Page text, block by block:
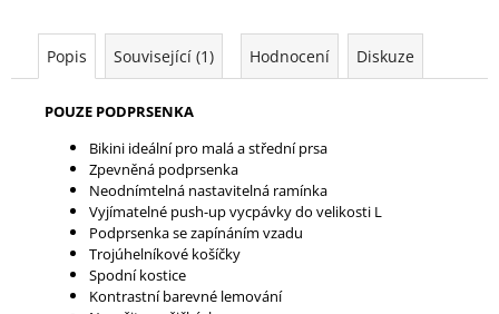
Popis Související (1) Hodnocení Diskuze
POUZE PODPRSENKA
Bikini ideální pro malá a střední prsa
Zpevněná podprsenka
Neodnímtelná nastavitelná ramínka
Vyjímatelné push-up vycpávky do velikosti L
Podprsenka se zapínáním vzadu
Trojúhelníkové košíčky
Spodní kostice
Kontrastní barevné lemování